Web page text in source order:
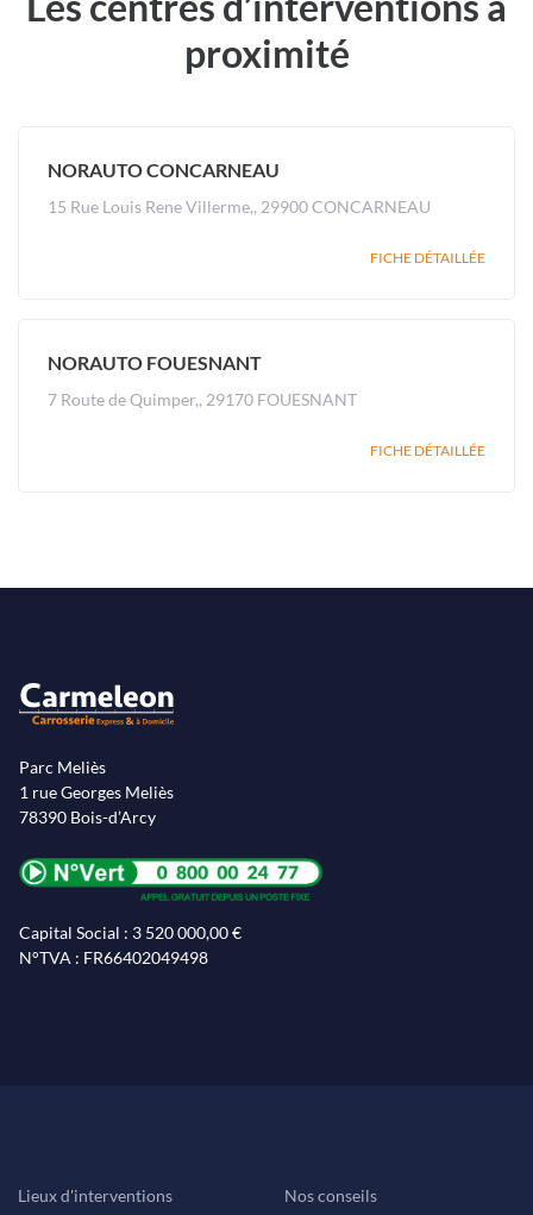
proximité
NORAUTO CONCARNEAU
15 Rue Louis Rene Villerme,, 29900 CONCARNEAU
FICHE DÉTAILLÉE
NORAUTO FOUESNANT
7 Route de Quimper,, 29170 FOUESNANT
FICHE DÉTAILLÉE
Parc Meliès
1 rue Georges Meliès
78390 Bois-d’Arcy
Capital Social : 3 520 000,00 €
N°TVA : FR66402049498
Lieux d'interventions Nos conseils